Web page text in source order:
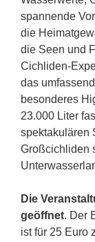
spannende
die
die Seen und
Cichliden-
das
besonderes
23.000 Liter
spektakulären
Großcichliden
Die
geöffnet. Der
ist für 25 Euro